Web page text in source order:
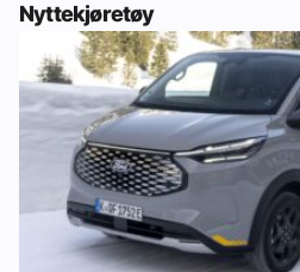
Nyttekjøretøy